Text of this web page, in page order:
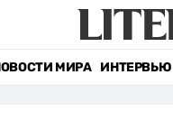
МИРА ИНТЕРВЬЮ